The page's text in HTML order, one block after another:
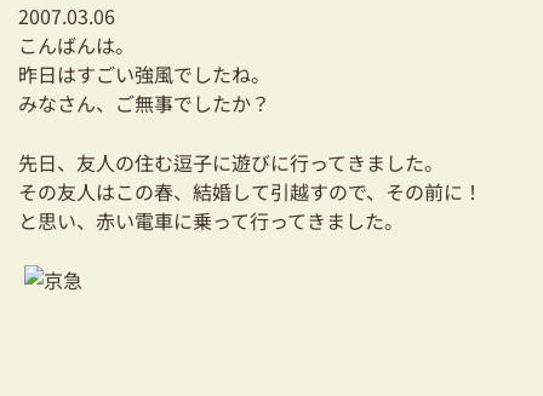
耐震対策も安心の家づくり
リフォーム・リノベーションをお考えの方
必見！土地からお探しの方へ
2007.03.06
こんばんは。
昨日はすごい強風でしたね。
みなさん、ご無事でしたか？
先日、友人の住む逗子に遊びに行ってきました。
その友人はこの春、結婚して引越すので、その前に！
と思い、赤い電車に乗って行ってきました。